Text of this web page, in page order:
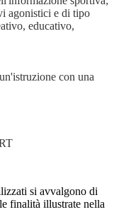
agonistici e di tipo
educativo,
con una
si avvalgono di
finalità illustrate nella